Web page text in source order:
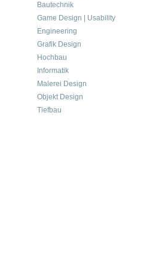
Bautechnik
Game Design | Usability
Engineering
Grafik Design
Hochbau
Informatik
Malerei Design
Objekt Design
Tiefbau